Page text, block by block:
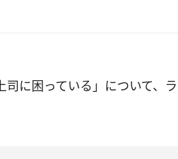
に困っている」について、ラ